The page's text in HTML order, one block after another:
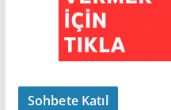
Sohbete Katıl